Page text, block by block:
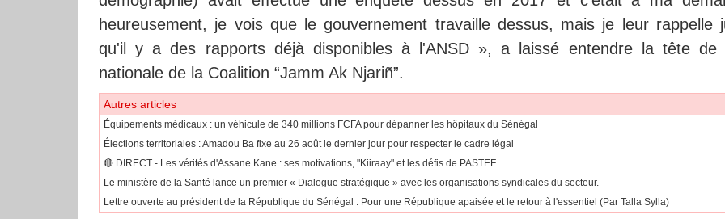
heureusement, je vois que le gouvernement travaille dessus, mais je leur rappelle
qu'il y a des rapports déjà disponibles à l'ANSD », a laissé entendre la tête de
nationale de la Coalition “Jamm Ak Njariñ”.
Autres articles
Équipements médicaux : un véhicule de 340 millions FCFA pour dépanner les hôpitaux du Sénégal
Élections territoriales : Amadou Ba fixe au 26 août le dernier jour pour respecter le cadre légal
🔴​ DIRECT - Les vérités d'Assane Kane : ses motivations, "Kiiraay" et les défis de PASTEF
Le ministère de la Santé lance un premier « Dialogue stratégique » avec les organisations syndicales du secteur.
Lettre ouverte au président de la République du Sénégal : Pour une République apaisée et le retour à l'essentiel (Par Talla Sylla)